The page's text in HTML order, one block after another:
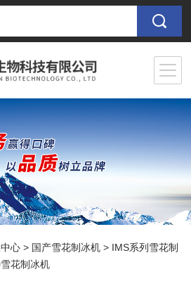
心 > 国产雪花制冰机 > IMS系列雪花制
花制冰机